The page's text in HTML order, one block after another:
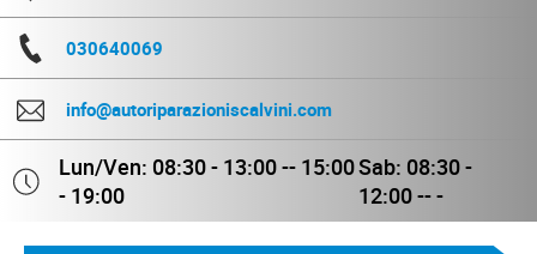
030640069
info@autoriparazioniscalvini.com
Lun/Ven: 08:30 - 13:00 -- 15:00
- 19:00
Sab: 08:30 -
12:00 -- -